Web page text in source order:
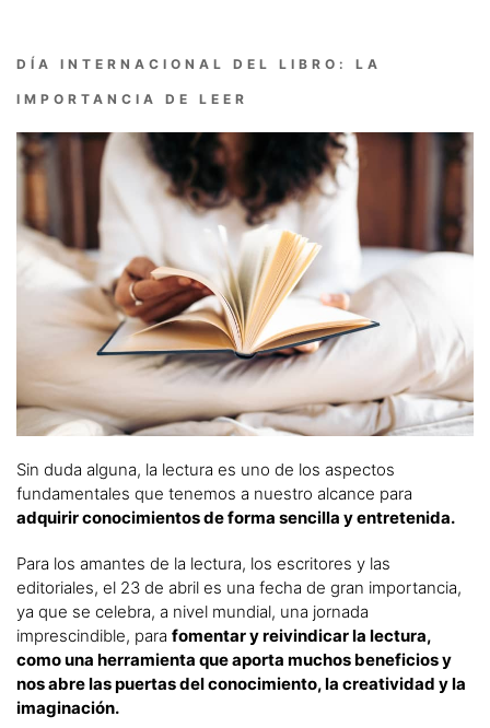
DÍA INTERNACIONAL DEL LIBRO: LA
IMPORTANCIA DE LEER
Sin duda alguna, la lectura es uno de los aspectos
fundamentales que tenemos a nuestro alcance para
adquirir conocimientos de forma sencilla y entretenida.
Para los amantes de la lectura, los escritores y las
editoriales, el 23 de abril es una fecha de gran importancia,
ya que se celebra, a nivel mundial, una jornada
imprescindible, para fomentar y reivindicar la lectura,
como una herramienta que aporta muchos beneficios y
nos abre las puertas del conocimiento, la creatividad y la
imaginación.